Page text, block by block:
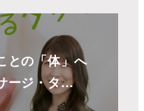
との「体」へ
ージ・タ…